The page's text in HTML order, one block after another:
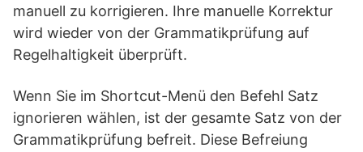
manuell zu korrigieren. Ihre manuelle Korrektur
wird wieder von der Grammatikprüfung auf
Regelhaltigkeit überprüft.
Wenn Sie im Shortcut-Menü den Befehl Satz
ignorieren wählen, ist der gesamte Satz von der
Grammatikprüfung befreit. Diese Befreiung